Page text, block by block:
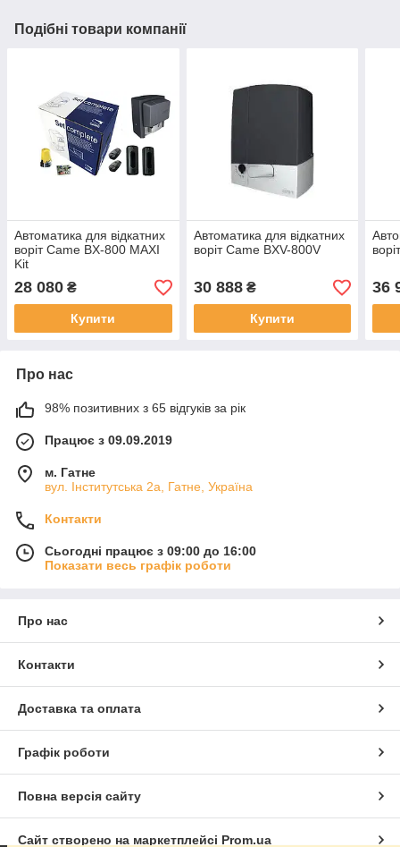
Подібні товари компанії
Автоматика для відкатних
воріт Came BX-800 MAXI
Kit
28 080 ₴
Купити
Автоматика для відкатних
воріт Came BXV-800V
30 888₴
Купити
36
Про нас
98% позитивних з 65 відгуків за рік
Працює з 09.09.2019
м. Гатне
вул. Інститутська 2а, Гатне, Україна
Контакти
Сьогодні працює з 09:00 до 16:00
Показати весь графік роботи
Про нас
Контакти
Доставка та оплата
Графік роботи
Повна версія сайту
Сайт створено на маркетплейсі Prom.ua